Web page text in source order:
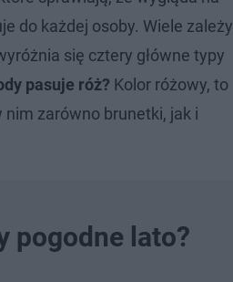
do każdej osoby. Wiele zależy
się cztery główne typy
pasuje róż? Kolor różowy, to
nim zarówno brunetki, jak i
pogodne lato?